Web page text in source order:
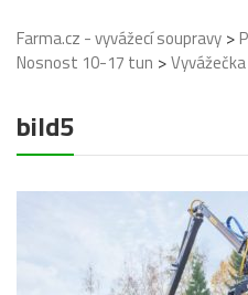
Farma.cz - vyvážecí soupravy >
Nosnost 10-17 tun >
bild5